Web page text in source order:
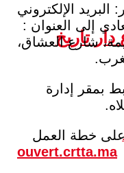
تاريخ
الإلكتروني
إلى العنوان :
شارع العشاق،
بمقر إدارة
على خطة العمل
ouvert.crtta.ma